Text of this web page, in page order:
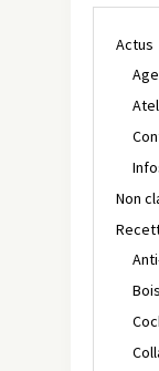
Actus
Non